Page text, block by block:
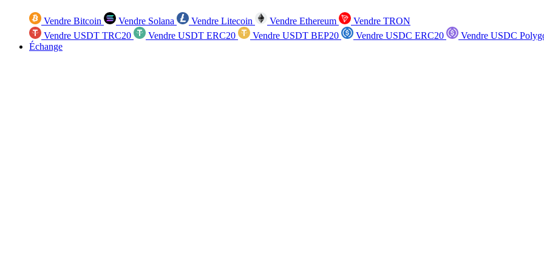
Vendre Bitcoin Vendre Solana Vendre Litecoin Vendre Ethereum
Vendre TRON
Vendre USDT TRC20
Vendre USDT ERC20 Vendre USDT BEP20 Vendre USDC ERC20
Vendre USDC
Échange